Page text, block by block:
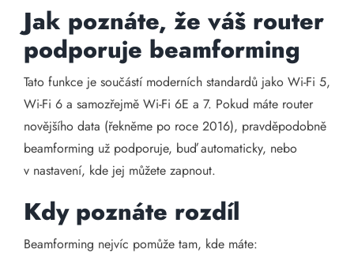
Jak poznáte, že váš router
podporuje beamforming
Tato funkce je součástí moderních standardů jako Wi-Fi 5,
Wi-Fi 6 a samozřejmě Wi-Fi 6E a 7. Pokud máte router
novějšího data (řekněme po roce 2016), pravděpodobně
beamforming už podporuje, buď automaticky, nebo
v nastavení, kde jej můžete zapnout.
Kdy poznáte rozdíl
Beamforming nejvíc pomůže tam, kde máte: